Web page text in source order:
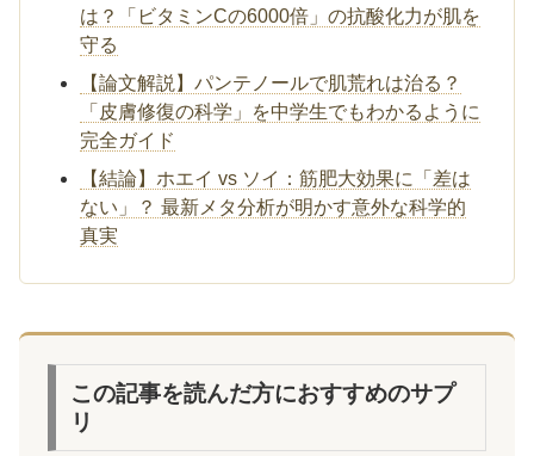
は？「ビタミンCの6000倍」の抗酸化力が肌を
守る
【論文解説】パンテノールで肌荒れは治る？
「皮膚修復の科学」を中学生でもわかるように
完全ガイド
【結論】ホエイ vs ソイ：筋肥大効果に「差は
ない」？ 最新メタ分析が明かす意外な科学的
真実
この記事を読んだ方におすすめのサプ
リ